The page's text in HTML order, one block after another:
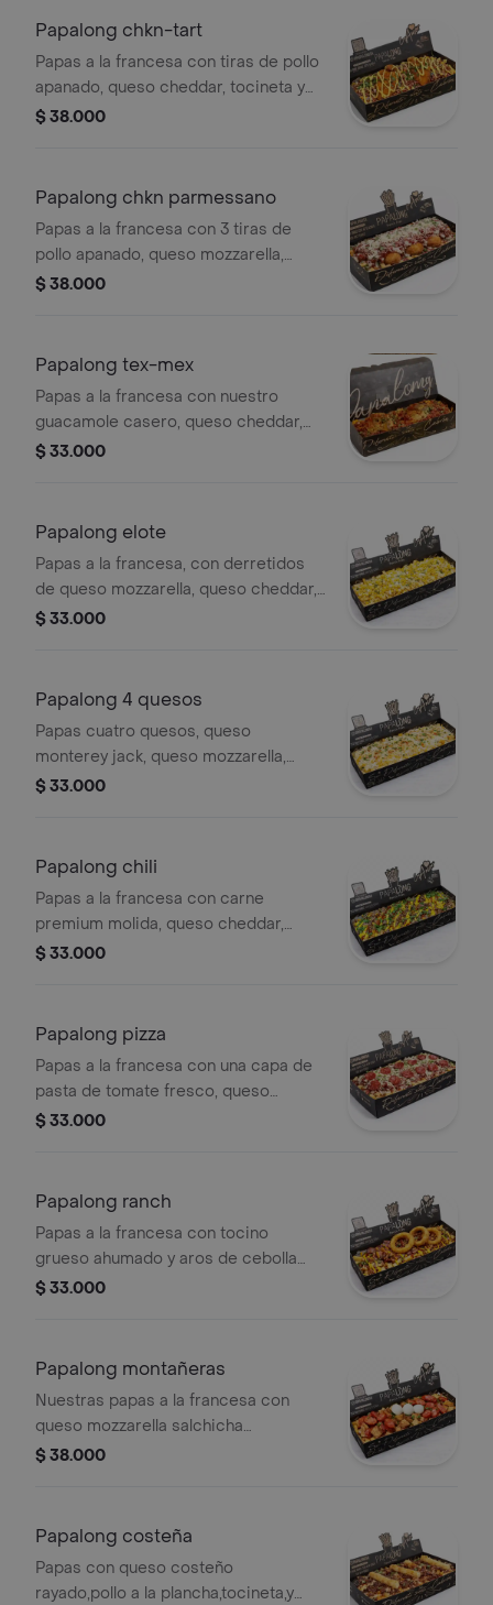
Papalong chkn-tart
Papas a la francesa con tiras de pollo
apanado, queso cheddar, tocineta y
nuestra tártara casera con miel y
$ 38.000
Papalong chkn parmessano
Papas a la francesa con 3 tiras de
pollo apanado, queso mozzarella,
pasta de tomate, queso parmesano,
$ 38.000
Papalong tex-mex
Papas a la francesa con nuestro
guacamole casero, queso cheddar,
tocineta, jalapeños frescos, salsa de
$ 33.000
Papalong elote
Papas a la francesa, con derretidos
de queso mozzarella, queso cheddar,
maíz tierno, salsa de la casa mayo,
$ 33.000
Papalong 4 quesos
Papas cuatro quesos, queso
monterey jack, queso mozzarella,
queso cheddar queso parmesano,
$ 33.000
Papalong chili
Papas a la francesa con carne
premium molida, queso cheddar,
salsas de la casa ajo bbq y nacho
$ 33.000
Papalong pizza
Papas a la francesa con una capa de
pasta de tomate fresco, queso
mozzarella, pepperoni, queso
$ 33.000
Papalong ranch
Papas a la francesa con tocino
grueso ahumado y aros de cebolla
apanados salsa nacho queso,
$ 33.000
Papalong montañeras
Nuestras papas a la francesa con
queso mozzarella salchicha
ranchera,chicharron
casa bbq rosada y piña
$ 38.000
Papalong costeña
Papas con queso costeño
rayado,pollo a la plancha,tocineta,y